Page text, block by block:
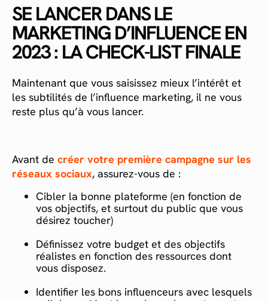
SE LANCER DANS LE
MARKETING D’INFLUENCE EN
2023 : LA CHECK-LIST FINALE
Maintenant que vous saisissez mieux l’intérêt et
les subtilités de l’influence marketing, il ne vous
reste plus qu’à vous lancer.
Avant de créer votre première campagne sur les
réseaux sociaux, assurez-vous de :
Cibler la bonne plateforme (en fonction de
vos objectifs, et surtout du public que vous
désirez toucher)
Définissez votre budget et des objectifs
réalistes en fonction des ressources dont
vous disposez.
Identifier les bons influenceurs avec lesquels